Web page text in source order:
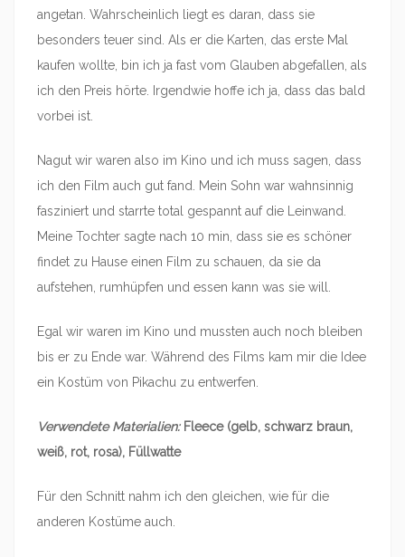
angetan. Wahrscheinlich liegt es daran, dass sie
besonders teuer sind. Als er die Karten, das erste Mal
kaufen wollte, bin ich ja fast vom Glauben abgefallen, als
ich den Preis hörte. Irgendwie hoffe ich ja, dass das bald
vorbei ist.
Nagut wir waren also im Kino und ich muss sagen, dass
ich den Film auch gut fand. Mein Sohn war wahnsinnig
fasziniert und starrte total gespannt auf die Leinwand.
Meine Tochter sagte nach 10 min, dass sie es schöner
findet zu Hause einen Film zu schauen, da sie da
aufstehen, rumhüpfen und essen kann was sie will.
Egal wir waren im Kino und mussten auch noch bleiben
bis er zu Ende war. Während des Films kam mir die Idee
ein Kostüm von Pikachu zu entwerfen.
Verwendete Materialien:Fleece (gelb, schwarz braun,
weiß, rot, rosa), Füllwatte
Für den Schnitt nahm ich den gleichen, wie für die
anderen Kostüme auch.